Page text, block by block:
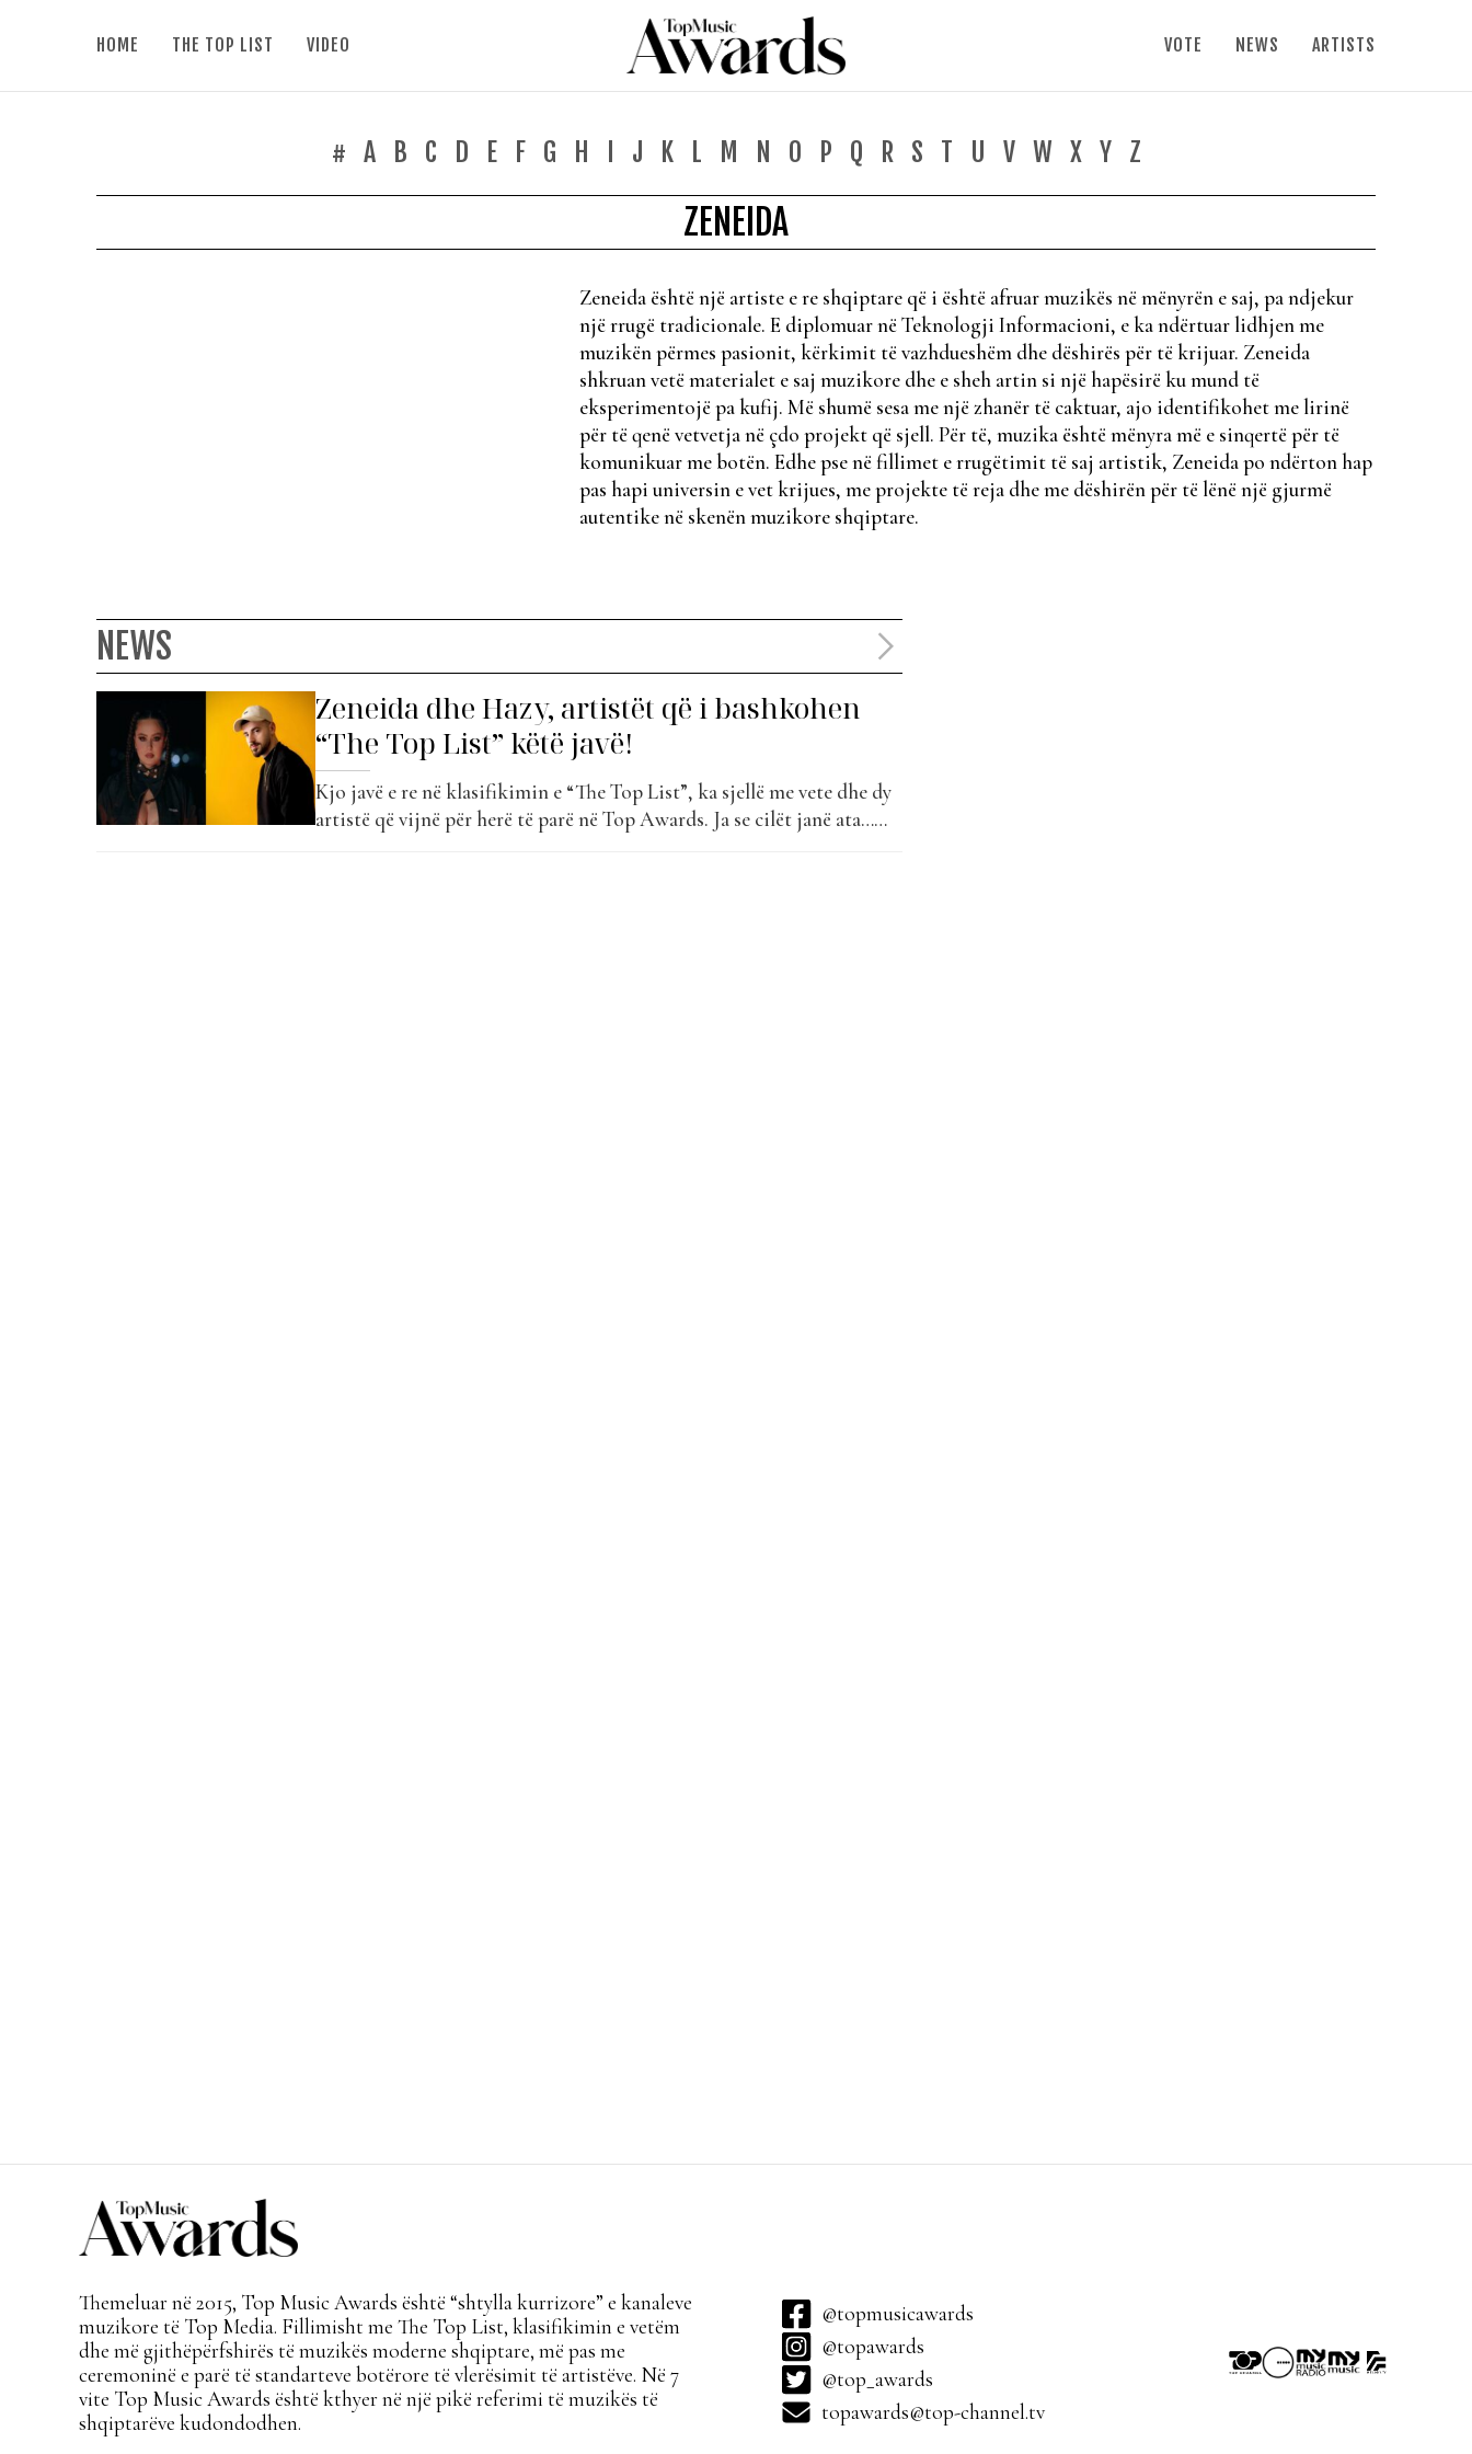
HOME THE TOP LIST VIDEO VOTE NEWS ARTISTS
# A B C D E F G H J K L M N O P Q R S T U V W X Y Z
ZENEIDA
Zeneida është një artiste e re shqiptare që i është afruar muzikës në mënyrën e saj, pa ndjekur
një rrugë tradicionale. E diplomuar në Teknologji Informacioni, e ka ndërtuar lidhjen me
muzikën përmes pasionit, kërkimit të vazhdueshëm dhe dëshirës për të krijuar. Zeneida
shkruan vetë materialet e saj muzikore dhe e sheh artin si një hapësirë ku mund të
eksperimentojë pa kufij. Më shumë sesa me një zhanër të caktuar, ajo identifikohet me lirinë
për të qenë vetvetja në çdo projekt që sjell. Për të, muzika është mënyra më e sinqertë për të
komunikuar me botën. Edhe pse në fillimet e rrugëtimit të saj artistik, Zeneida po ndërton hap
pas hapi universin e vet krijues, me projekte të reja dhe me dëshirën për të lënë një gjurmë
autentike në skenën muzikore shqiptare.
NEWS
Zeneida dhe Hazy, artistët që i bashkohen
“The Top List” këtë javë!
Kjo javë e re në klasifikimin e “The Top List”, ka sjellë me vete dhe dy
artistë që vijnë për herë të parë në Top Awards. Ja se cilët janë ata…
Themeluar në 2015, Top Music Awards është “shtylla kurrizore” e kanaleve
muzikore të Top Media. Fillimisht me The Top List, klasifikimin e vetëm
dhe më gjithëpërfshirës të muzikës moderne shqiptare, më pas me
ceremoninë e parë të standarteve botërore të vlerësimit të artistëve. Në 7
vite Top Music Awards është kthyer në një pikë referimi të muzikës të
shqiptarëve kudondodhen.
@topmusicawards
@topawards
@top_awards
topawards@top-channel.tv